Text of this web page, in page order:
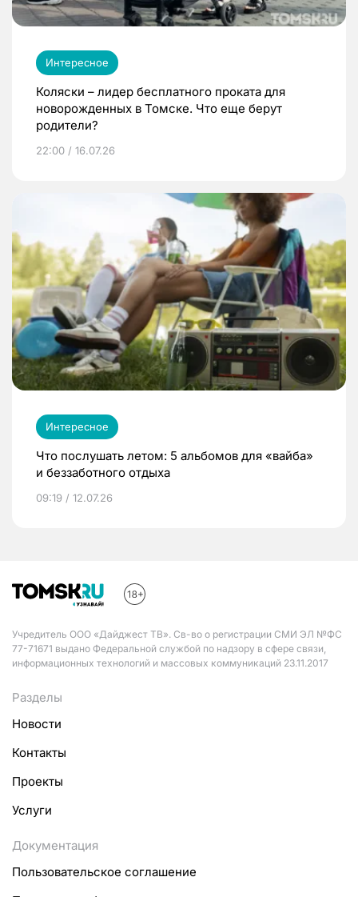
Интересное
Коляски – лидер бесплатного проката для
новорожденных в Томске. Что еще берут
родители?
22:00 / 16.07.26
Интересное
Что послушать летом: 5 альбомов для «вайба»
и беззаботного отдыха
09:19 / 12.07.26
Учредитель ООО «Дайджест ТВ». Св-во о регистрации СМИ ЭЛ №ФС
77-71671 выдано Федеральной службой по надзору в сфере связи,
информационных технологий и массовых коммуникаций 23.11.2017
Разделы
Новости
Контакты
Проекты
Услуги
Документация
Пользовательское соглашение